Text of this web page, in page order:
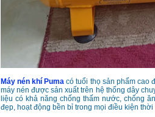
Máy nén khí Puma có tuổi thọ sản phẩm cao
máy nén được sản xuất trên hệ thống dây
liệu có khả năng chống thấm nước, chống
đẹp, hoạt động bền bỉ trong mọi điều kiện thời